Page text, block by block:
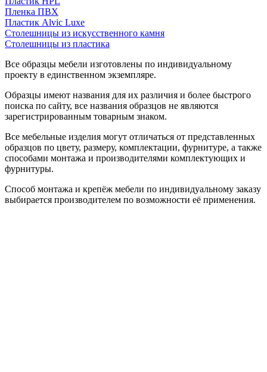
Пленка ПВХ
Пластик Alvic Luxe
Столешницы из искусственного камня
Столешницы из пластика
Все образцы мебели изготовлены по индивидуальному
проекту в единственном экземпляре.
Образцы имеют названия для их различия и более быстрого
поиска по сайту, все названия образцов не являются
зарегистрированным товарным знаком.
Все мебельные изделия могут отличаться от представленных
образцов по цвету, размеру, комплектации, фурнитуре, а также
способами монтажа и производителями комплектующих и
фурнитуры.
Способ монтажа и крепёж мебели по индивидуальному заказу
выбирается производителем по возможности её применения.